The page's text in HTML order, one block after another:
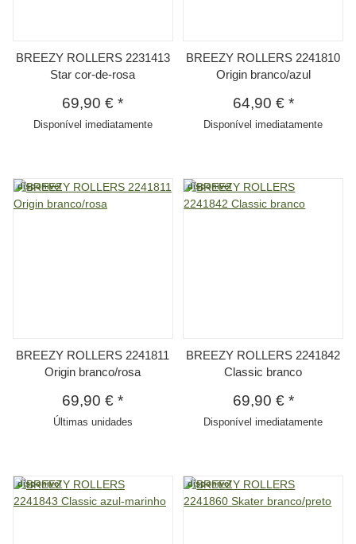
BREEZY ROLLERS 2231413
Star cor-de-rosa
69,90 €*
Disponível imediatamente
BREEZY ROLLERS 2241810
Origin branco/azul
64,90 € *
Disponível imediatamente
disponivel
BREEZY ROLLERS 2241811
Origin branco/rosa
69,90 €*
Últimas unidades
disponivel
BREEZY ROLLERS 2241842
Classic branco
69,90 € *
Disponível imediatamente
disponivel disponivel